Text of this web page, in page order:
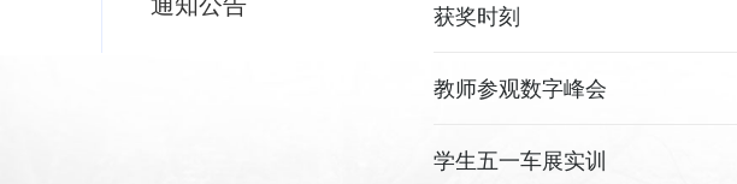
获奖时刻
教师参观数字峰会
学生五一车展实训